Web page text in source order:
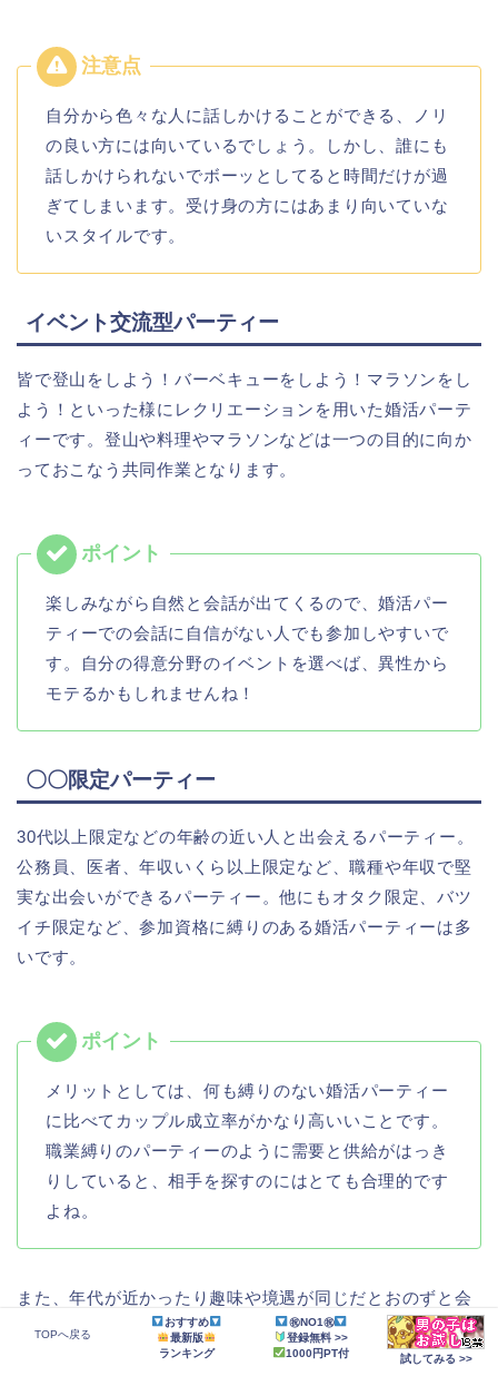
自分から色々な人に話しかけることができる、ノリ
の良い方には向いているでしょう。しかし、誰にも
話しかけられないでボーッとしてると時間だけが過
ぎてしまいます。受け身の方にはあまり向いていな
いスタイルです。
イベント交流型パーティー
皆で登山をしよう！バーベキューをしよう！マラソンをし
よう！といった様にレクリエーションを用いた婚活パーテ
ィーです。登山や料理やマラソンなどは一つの目的に向か
っておこなう共同作業となります。
楽しみながら自然と会話が出てくるので、婚活パー
ティーでの会話に自信がない人でも参加しやすいで
す。自分の得意分野のイベントを選べば、異性から
モテるかもしれませんね！
〇〇限定パーティー
30代以上限定などの年齢の近い人と出会えるパーティー。
公務員、医者、年収いくら以上限定など、職種や年収で堅
実な出会いができるパーティー。他にもオタク限定、バツ
イチ限定など、参加資格に縛りのある婚活パーティーは多
いです。
メリットとしては、何も縛りのない婚活パーティー
に比べてカップル成立率がかなり高いいことです。
職業縛りのパーティーのように需要と供給がはっき
りしていると、相手を探すのにはとても合理的です
よね。
また、年代が近かったり趣味や境遇が同じだとおのずと会
話が盛り上がりますから、ある意味一番賢い出会い方であ
TOPへ戻る
おすすめ
最新版
ランキング
㊗NO1㊗
登録無料 >>
1000円PT付
試してみる >>